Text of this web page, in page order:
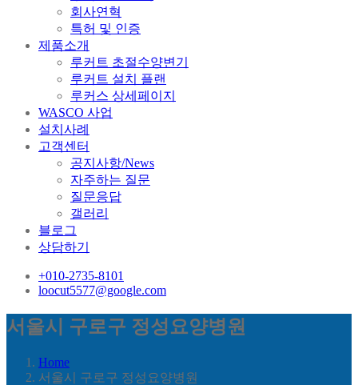
회사연혁
특허 및 인증
제품소개
루커트 초절수양변기
루커트 설치 플랜
루커스 상세페이지
WASCO 사업
설치사례
고객센터
공지사항/News
자주하는 질문
질문응답
갤러리
블로그
상담하기
+010-2735-8101
loocut5577@google.com
서울시 구로구 정성요양병원
Home
서울시 구로구 정성요양병원